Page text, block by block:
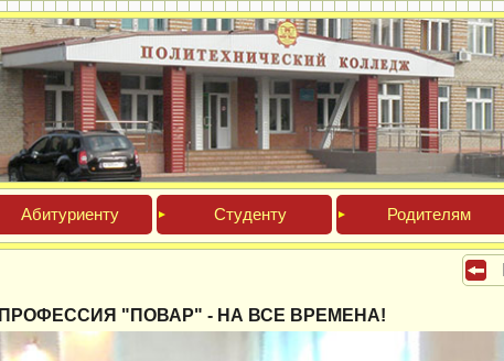
Аби­тури­ен­ту Сту­ден­ту Роди­телям
ПРОФЕССИЯ "ПОВАР" - НА ВСЕ ВРЕМЕНА!